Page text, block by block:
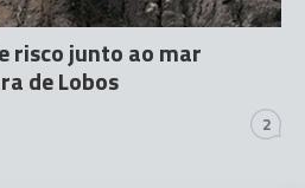
risco junto ao mar
de Lobos
2